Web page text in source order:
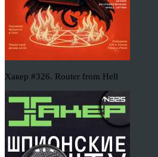
Хакер #326. Router from Hell